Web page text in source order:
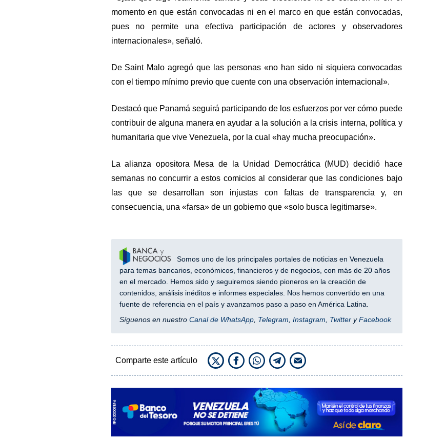
momento en que están convocadas ni en el marco en que están convocadas,
pues no permite una efectiva participación de actores y observadores
internacionales», señaló.
De Saint Malo agregó que las personas «no han sido ni siquiera convocadas
con el tiempo mínimo previo que cuente con una observación internacional».
Destacó que Panamá seguirá participando de los esfuerzos por ver cómo puede
contribuir de alguna manera en ayudar a la solución a la crisis interna, política y
humanitaria que vive Venezuela, por la cual «hay mucha preocupación».
La alianza opositora Mesa de la Unidad Democrática (MUD) decidió hace
semanas no concurrir a estos comicios al considerar que las condiciones bajo
las que se desarrollan son injustas con faltas de transparencia y, en
consecuencia, una «farsa» de un gobierno que «solo busca legitimarse».
Somos uno de los principales portales de noticias en Venezuela
para temas bancarios, económicos, financieros y de negocios, con más de 20 años
en el mercado. Hemos sido y seguiremos siendo pioneros en la creación de
contenidos, análisis inéditos e informes especiales. Nos hemos convertido en una
fuente de referencia en el país y avanzamos paso a paso en América Latina.
Síguenos en nuestro Canal de WhatsApp, Telegram Instagram TwitteryFacebook
Comparte este artículo